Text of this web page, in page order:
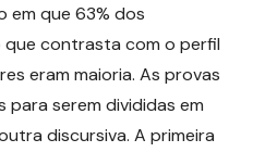
em que 63% dos
que contrasta com o perfil
eram maioria. As provas
para serem divididas em
discursiva. A primeira